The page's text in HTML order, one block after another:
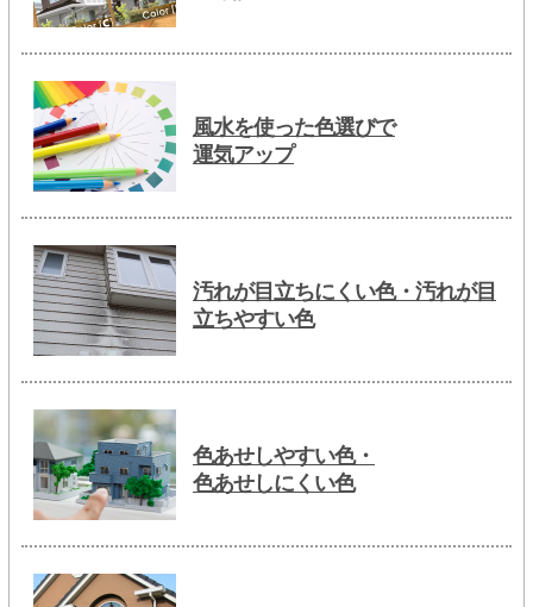
風水を使った色選びで
運気アップ
汚れが目立ちにくい色・汚れが目
立ちやすい色
色あせしやすい色・
色あせしにくい色